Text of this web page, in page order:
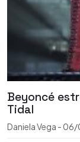
Beyoncé
Tidal
Daniela Vega - 06/